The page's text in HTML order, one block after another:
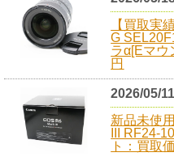
【買取実
G
ラα[Eマウ
円
2026/05/11
新品未使
III RF24-
ト：買取